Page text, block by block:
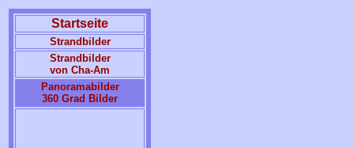
Startseite
Strandbilder
Strandbilder
von Cha-Am
Panoramabilder
360 Grad Bilder